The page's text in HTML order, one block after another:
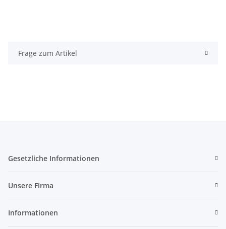
Frage zum Artikel
Gesetzliche Informationen
Unsere Firma
Informationen